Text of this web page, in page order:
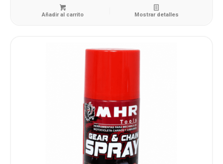
Añadir al carrito Mostrar detalles